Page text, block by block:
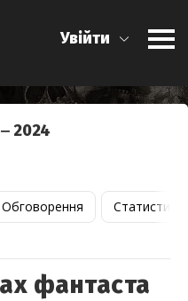
Увійти
2024
Обговорення Статистика
фантаста